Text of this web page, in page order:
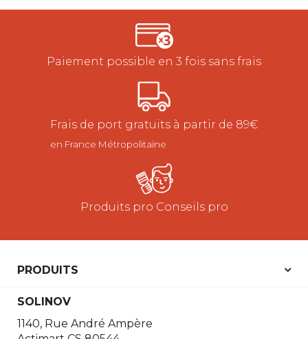
Paiement possible en 3 fois sans frais
Frais de port gratuits à partir de 89€
en France Métropolitaine
Produits pro Conseils pro
PRODUITS
SOLINOV
1140, Rue André Ampère